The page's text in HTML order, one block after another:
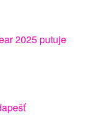
2025 putuje